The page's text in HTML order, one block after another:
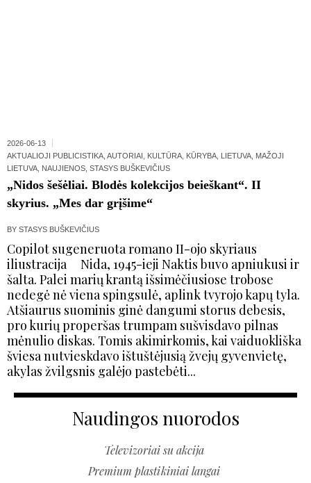
2026-06-13
AKTUALIOJI PUBLICISTIKA AUTORIAI KULTŪRA KŪRYBA LIETUVA MAŽOJI
LIETUVA NAUJIENOS STASYS BUŠKEVIČIUS
„Nidos šešėliai. Blodės kolekcijos beieškant“. II
skyrius. „Mes dar grįšime“
BY STASYS BUŠKEVIČIUS
Copilot sugeneruota romano II-ojo skyriaus
iliustracija Nida, 1945-ieji Naktis buvo apniukusi ir
šalta. Palei marių krantą išsimėčiusiose trobose
nedegė nė viena spingsulė, aplink tvyrojo kapų tyla.
Atšiaurus suominis ginė dangumi storus debesis,
pro kurių properšas trumpam sušvisdavo pilnas
mėnulio diskas. Tomis akimirkomis, kai vaiduokliška
šviesa nutvieskdavo ištuštėjusią žvejų gyvenvietę,
akylas žvilgsnis galėjo pastebėti...
Naudingos nuorodos
Televizoriai su akcija
Premium plastikiniai langai